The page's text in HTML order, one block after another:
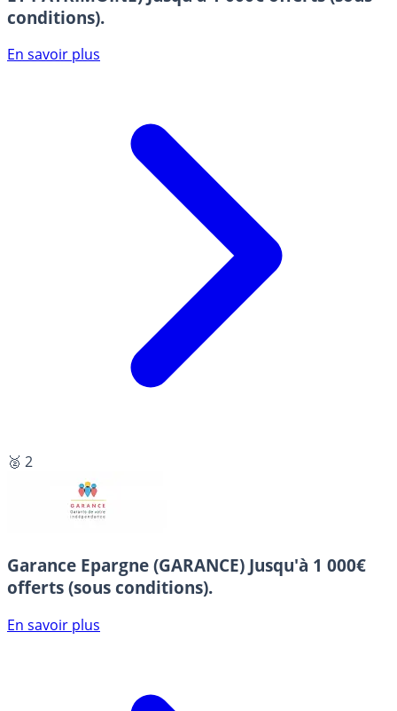
conditions).
En savoir plus
🥈 2
Garance Epargne (GARANCE) Jusqu'à 1 000€
offerts (sous conditions).
En savoir plus